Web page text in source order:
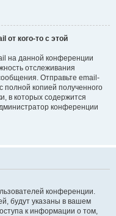
от кого-то с этой
на данной конференции
отслеживания
Отправьте email-
копией полученного
в которых содержится
конференции
конференции.
будут указаны в вашем
к информации о том,